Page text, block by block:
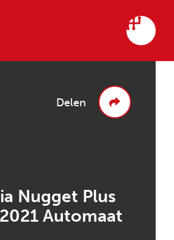
Delen
Nugget Plus
Automaat